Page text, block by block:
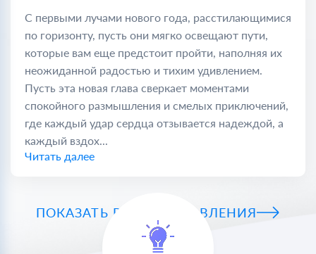
С первыми лучами нового года, расстилающимися
по горизонту, пусть они мягко освещают пути,
которые вам еще предстоит пройти, наполняя их
неожиданной радостью и тихим удивлением.
Пусть эта новая глава сверкает моментами
спокойного размышления и смелых приключений,
где каждый удар сердца отзывается надеждой, а
каждый вздох...
Читать далее
ПОКАЗАТЬ ВСЕ ПОЗДРАВЛЕНИЯ